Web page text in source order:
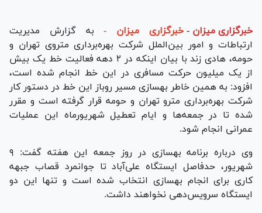
خبرگزاری میزان - خبرگزاری میزان -به گزارش مدیریت
ارتباطات و امور بین‌الملل شرکت بهره‌برداری متروی تهران و
حومه، هادی زند با بیان اینکه در ۲ دهه فعالیت خط یک بیش
از یک میلیون حرکت مسافری در این خط انجام شده است،
افزود: به همین خاطر بهسازی مسیر روباز این خط در دستور کار
شرکت بهره‌برداری مترو تهران و حومه قرار گرفته است و مقرر
شده تا در جمعه‌ها و ایام تعطیل شهریورماه این عملیات
عمرانی انجام شود.
وی درباره برنامه بهسازی در روز جمعه این هفته گفت: ۹
شهریور، حدفاصل ایستگاه علی‌آباد تا جوانمرد قصاب جبهه
کاری برای انجام بهسازی انتخاب شده است و تنها این دو
ایستگاه سرویس‌دهی نخواهند داشت.